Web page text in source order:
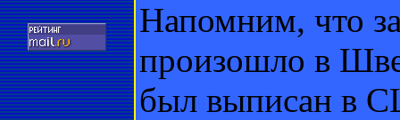
Напомним, что
произошло в
был выписан в